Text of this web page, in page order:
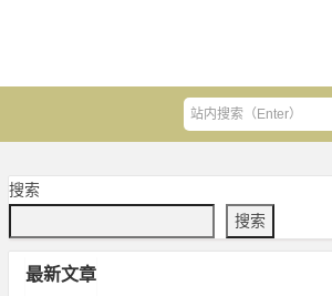
搜索
搜索
最新文章